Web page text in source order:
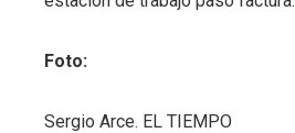
Foto:
Sergio Arce. EL TIEMPO